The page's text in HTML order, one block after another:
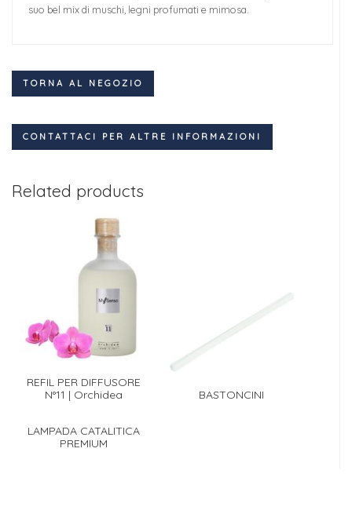
suo bel mix di muschi, legni profumati e mimosa.
TORNA AL NEGOZIO
CONTATTACI PER ALTRE INFORMAZIONI
Related products
REFIL PER DIFFUSORE
N°11 | Orchidea
BASTONCINI
LAMPADA CATALITICA
PREMIUM